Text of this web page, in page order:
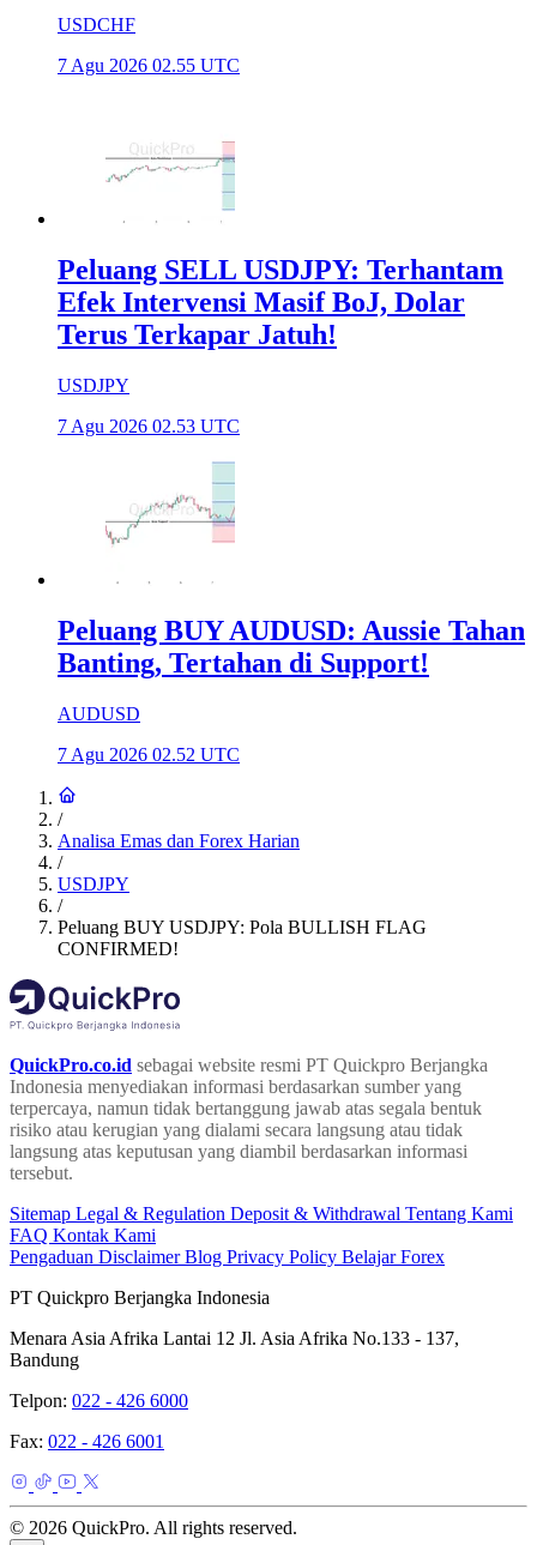
USDCHF
7 Agu 2026 02.55 UTC
Peluang SELL USDJPY: Terhantam
Efek Intervensi Masif BoJ, Dolar
Terus Terkapar Jatuh!
USDJPY
7 Agu 2026 02.53 UTC
Peluang BUY AUDUSD: Aussie Tahan
Banting, Tertahan di Support!
AUDUSD
7 Agu 2026 02.52 UTC
/
Analisa Emas dan Forex Harian
/
USDJPY
/
Peluang BUY USDJPY: Pola BULLISH FLAG
CONFIRMED!
QuickPro.co.id sebagai website resmi PT Quickpro Berjangka
Indonesia menyediakan informasi berdasarkan sumber yang
terpercaya, namun tidak bertanggung jawab atas segala bentuk
risiko atau kerugian yang dialami secara langsung atau tidak
langsung atas keputusan yang diambil berdasarkan informasi
tersebut.
Sitemap Legal & Regulation Deposit & Withdrawal Tentang Kami
FAQ Kontak Kami
Pengaduan DisclaimerBlog Privacy Policy Belajar Forex
PT Quickpro Berjangka Indonesia
Menara Asia Afrika Lantai 12 Jl. Asia Afrika No.133 - 137,
Bandung
Telpon: 022 - 426 6000
Fax: 022 - 426 6001
© 2026 QuickPro. All rights reserved.